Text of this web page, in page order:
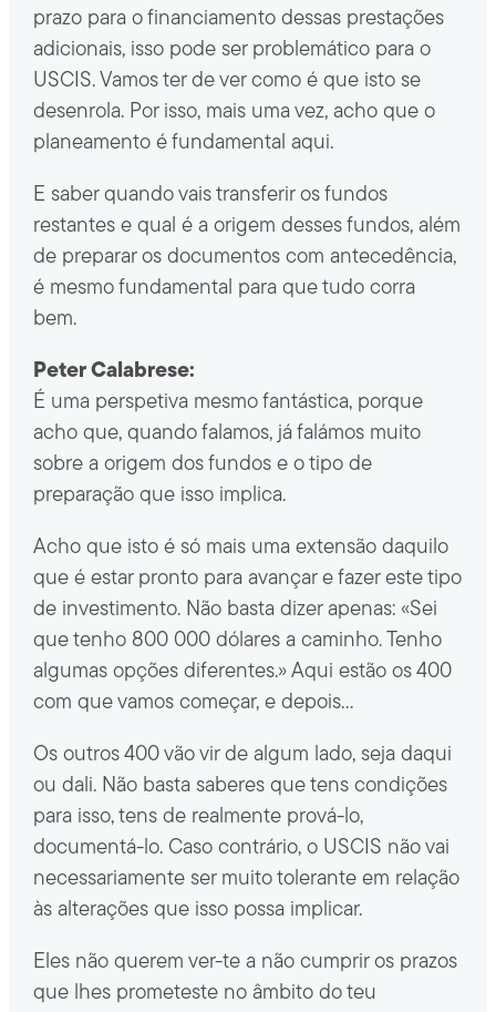
prazo para o financiamento dessas prestações
adicionais, isso pode ser problemático para o
USCIS. Vamos ter de ver como é que isto se
desenrola. Por isso, mais uma vez, acho que o
planeamento é fundamental aqui.
E saber quando vais transferir os fundos
restantes e qual é a origem desses fundos, além
de preparar os documentos com antecedência,
é mesmo fundamental para que tudo corra
bem.
Peter Calabrese:
É uma perspetiva mesmo fantástica, porque
acho que, quando falamos, já falámos muito
sobre a origem dos fundos e o tipo de
preparação que isso implica.
Acho que isto é só mais uma extensão daquilo
que é estar pronto para avançar e fazer este tipo
de investimento. Não basta dizer apenas: «Sei
que tenho 800 000 dólares a caminho. Tenho
algumas opções diferentes.» Aqui estão os 400
com que vamos começar, e depois…
Os outros 400 vão vir de algum lado, seja daqui
ou dali. Não basta saberes que tens condições
para isso, tens de realmente prová-lo,
documentá-lo. Caso contrário, o USCIS não vai
necessariamente ser muito tolerante em relação
às alterações que isso possa implicar.
Eles não querem ver-te a não cumprir os prazos
que lhes prometeste no âmbito do teu